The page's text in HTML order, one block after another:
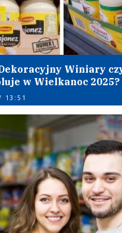
Winiary
w Wielkanoc 2025?
13:51